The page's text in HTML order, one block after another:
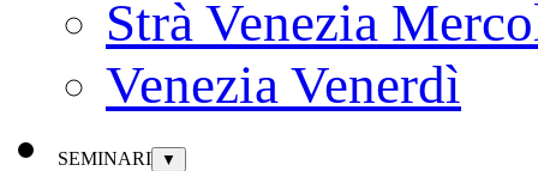
Strà Venezia
Venezia Venerdì
SEMINARI ▼